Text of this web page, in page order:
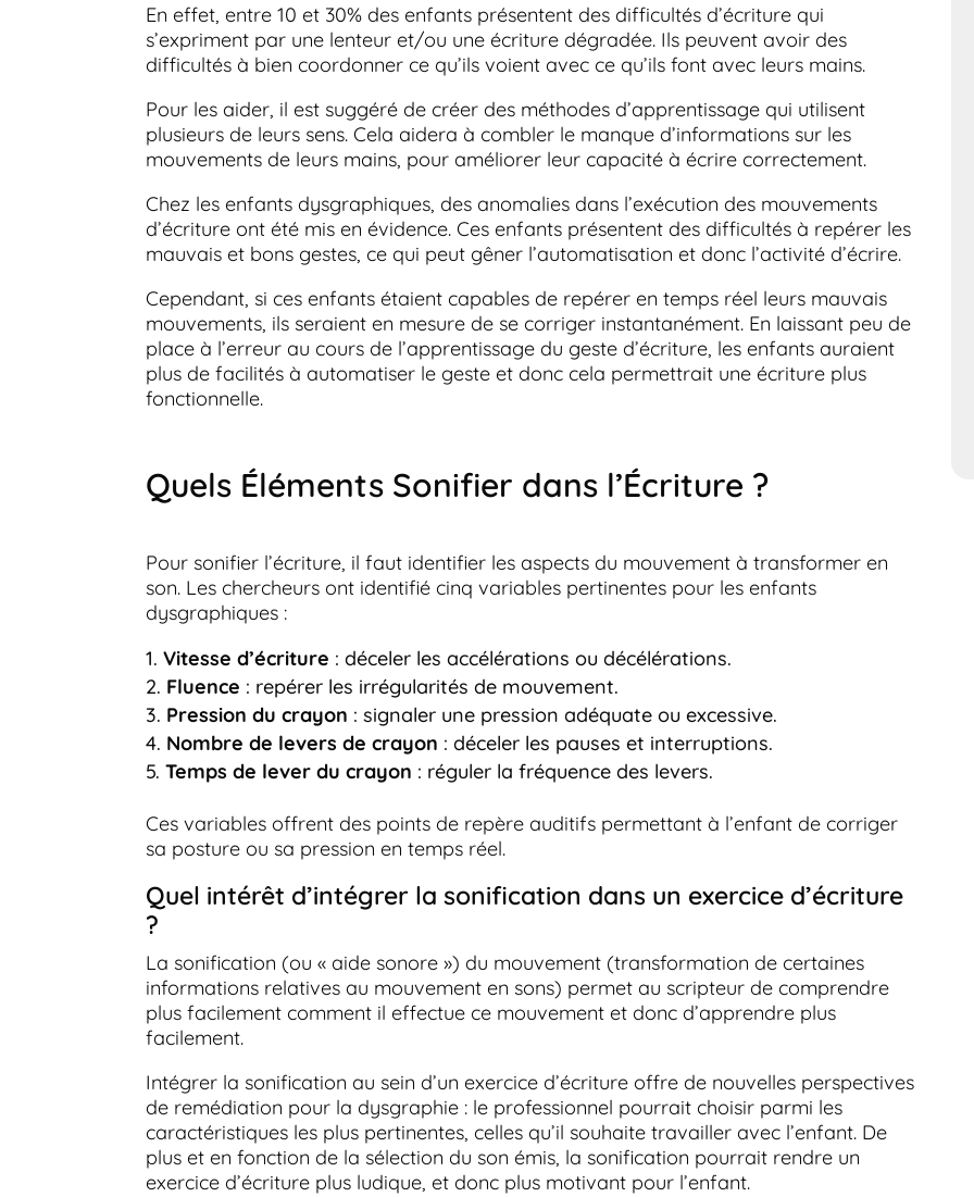
En effet, entre 10 et 30% des enfants présentent des difficultés d’écriture qui
s’expriment par une lenteur et/ou une écriture dégradée. Ils peuvent avoir des
difficultés à bien coordonner ce qu’ils voient avec ce qu’ils font avec leurs mains.
Pour les aider, il est suggéré de créer des méthodes d’apprentissage qui utilisent
plusieurs de leurs sens. Cela aidera à combler le manque d’informations sur les
mouvements de leurs mains, pour améliorer leur capacité à écrire correctement.
Chez les enfants dysgraphiques, des anomalies dans l’exécution des mouvements
d’écriture ont été mis en évidence. Ces enfants présentent des difficultés à repérer les
mauvais et bons gestes, ce qui peut gêner l’automatisation et donc l’activité d’écrire.
Cependant, si ces enfants étaient capables de repérer en temps réel leurs mauvais
mouvements, ils seraient en mesure de se corriger instantanément. En laissant peu de
place à l’erreur au cours de l’apprentissage du geste d’écriture, les enfants auraient
plus de facilités à automatiser le geste et donc cela permettrait une écriture plus
fonctionnelle.
Quels Éléments Sonifier dans l’Écriture ?
Pour sonifier l’écriture, il faut identifier les aspects du mouvement à transformer en
son. Les chercheurs ont identifié cinq variables pertinentes pour les enfants
dysgraphiques :
Vitesse d’écriture : déceler les accélérations ou décélérations.
Fluence : repérer les irrégularités de mouvement.
Pression du crayon : signaler une pression adéquate ou excessive.
Nombre de levers de crayon : déceler les pauses et interruptions.
Temps de lever du crayon : réguler la fréquence des levers.
Ces variables offrent des points de repère auditifs permettant à l’enfant de corriger
sa posture ou sa pression en temps réel.
Quel intérêt d’intégrer la sonification dans un exercice d’écriture
?
La sonification (ou « aide sonore ») du mouvement (transformation de certaines
informations relatives au mouvement en sons) permet au scripteur de comprendre
plus facilement comment il effectue ce mouvement et donc d’apprendre plus
facilement.
Intégrer la sonification au sein d’un exercice d’écriture offre de nouvelles perspectives
de remédiation pour la dysgraphie : le professionnel pourrait choisir parmi les
caractéristiques les plus pertinentes, celles qu’il souhaite travailler avec l’enfant. De
plus et en fonction de la sélection du son émis, la sonification pourrait rendre un
exercice d’écriture plus ludique, et donc plus motivant pour l’enfant.